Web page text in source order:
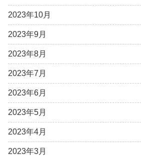
2023年10月
2023年9月
2023年8月
2023年7月
2023年6月
2023年5月
2023年4月
2023年3月